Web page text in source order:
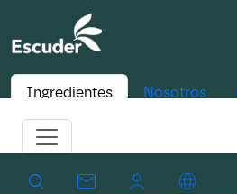
Ingredientes Nosotros